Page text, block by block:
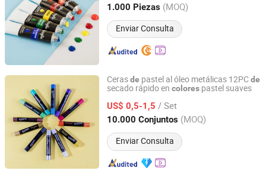
1.000 Piezas (MOQ)
Enviar Consulta
Zhejiang, China Desde 2011
Cerasde pastel al óleo metálicas 12PCde
secado rápido en colores pastel suaves
US$ 0,5-1,5 / Set
10.000 Conjuntos (MOQ)
Enviar Consulta
Ningbo Colorswoo Art Supply Co., Ltd.
Zhejiang, China Desde 2016